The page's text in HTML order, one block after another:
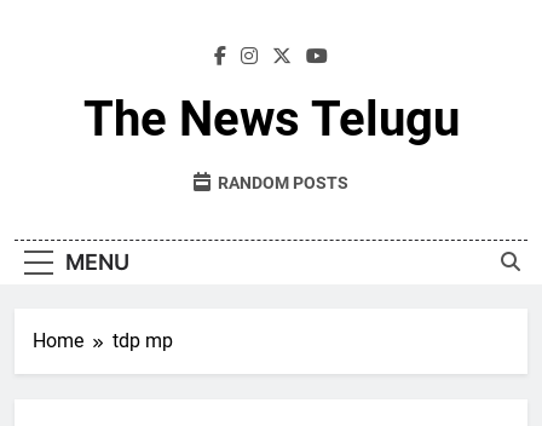
The News Telugu
RANDOM POSTS
MENU
Home tdp mp